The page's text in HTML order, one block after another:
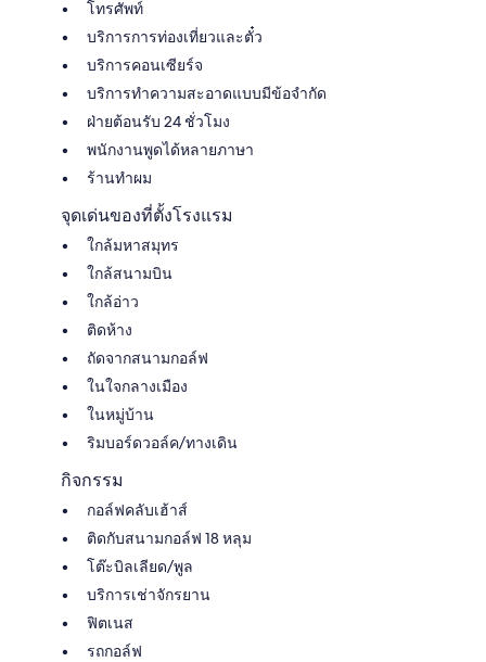
โทรศัพท์
บริการการท่องเที่ยวและตั๋ว
บริการคอนเซียร์จ
บริการทำความสะอาดแบบมีข้อจำกัด
ฝ่ายต้อนรับ 24 ชั่วโมง
พนักงานพูดได้หลายภาษา
ร้านทำผม
จุดเด่นของที่ตั้งโรงแรม
ใกล้มหาสมุทร
ใกล้สนามบิน
ใกล้อ่าว
ติดห้าง
ถัดจากสนามกอล์ฟ
ในใจกลางเมือง
ในหมู่บ้าน
ริมบอร์ดวอล์ค/ทางเดิน
กิจกรรม
กอล์ฟคลับเฮ้าส์
ติดกับสนามกอล์ฟ 18 หลุม
โต๊ะบิลเลียด/พูล
บริการเช่าจักรยาน
ฟิตเนส
รถกอล์ฟ